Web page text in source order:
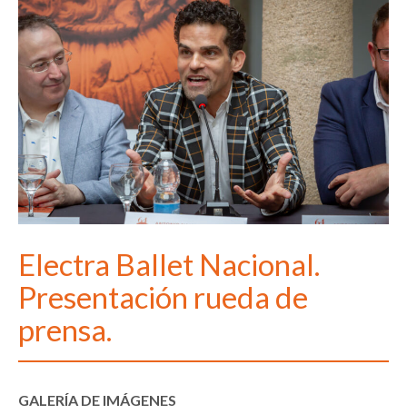
Electra Ballet Nacional.
Presentación rueda de
prensa.
GALERÍA DE IMÁGENES